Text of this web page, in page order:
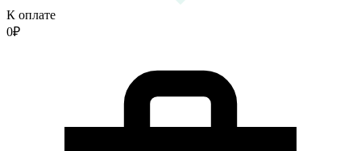
К оплате
0₽